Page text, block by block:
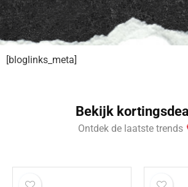
[bloglinks_meta]
Bekijk
Ontdek de laatste trends